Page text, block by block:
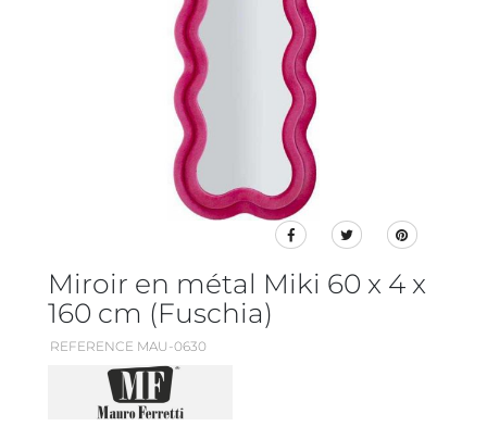
Miroir en métal Miki 60 x 4 x
160 cm (Fuschia)
REFERENCE MAU-0630